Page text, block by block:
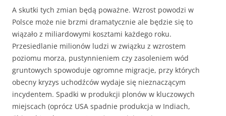
A skutki tych zmian będą poważne. Wzrost powodzi w
Polsce może nie brzmi dramatycznie ale będzie się to
wiązało z miliardowymi kosztami każdego roku.
Przesiedlanie milionów ludzi w związku z wzrostem
poziomu morza, pustynnieniem czy zasoleniem wód
gruntowych spowoduje ogromne migracje, przy których
obecny kryzys uchodźców wydaje się nieznaczącym
incydentem. Spadki w produkcji plonów w kluczowych
miejscach (oprócz USA spadnie produkcja w Indiach,